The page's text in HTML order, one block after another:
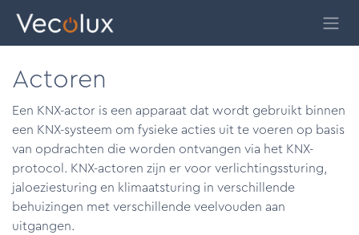
Actoren
Een KNX-actor is een apparaat dat wordt gebruikt binnen
een KNX-systeem om fysieke acties uit te voeren op basis
van opdrachten die worden ontvangen via het KNX-
protocol. KNX-actoren zijn er voor verlichtingssturing,
jaloeziesturing en klimaatsturing in verschillende
behuizingen met verschillende veelvouden aan
uitgangen.